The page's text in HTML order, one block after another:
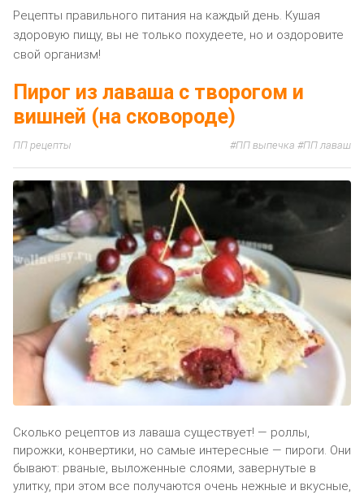
Рецепты правильного питания на каждый день. Кушая
здоровую пищу, вы не только похудеете, но и оздоровите
свой организм!
Пирог из лаваша с творогом и
вишней (на сковороде)
ПП рецепты ПП выпечка ПП лаваш
Сколько рецептов из лаваша существует! — роллы,
пирожки, конвертики, но самые интересные — пироги. Они
бывают: рваные, выложенные слоями, завернутые в
улитку, при этом все получаются очень нежные и вкусные,